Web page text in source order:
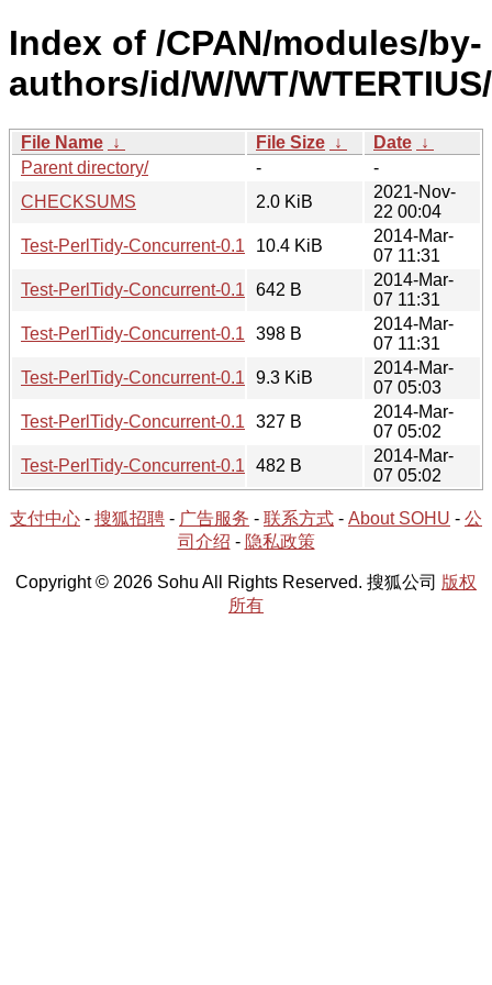
Index of /CPAN/modules/by-
authors/id/W/WT/WTERTIUS/
File Name ↓ File Size ↓ Date ↓
Parent directory/
-
-
CHECKSUMS
2.0 KiB
2021-Nov-
22 00:04
Test-PerlTidy-Concurrent-0.1.1.tar.gz
10.4 KiB
2014-Mar-
07 11:31
Test-PerlTidy-Concurrent-0.1.1.meta
642 B
2014-Mar-
07 11:31
Test-PerlTidy-Concurrent-0.1.1.readme
398 B
2014-Mar-
07 11:31
Test-PerlTidy-Concurrent-0.1.0.tar.gz
9.3 KiB
2014-Mar-
07 05:03
Test-PerlTidy-Concurrent-0.1.0.readme
327 B
2014-Mar-
07 05:02
Test-PerlTidy-Concurrent-0.1.0.meta
482 B
2014-Mar-
07 05:02
支付中心 - 搜狐招聘 - 广告服务 - 联系方式 - About SOHU - 公
司介绍 - 隐私政策
Copyright © 2026 Sohu All Rights Reserved. 搜狐公司 版权
所有